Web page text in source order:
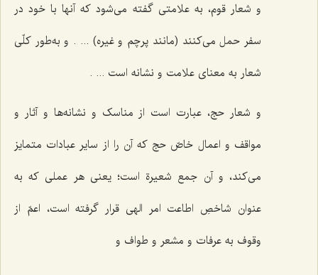
و شعار قوم، به علامتی گفته می‌شود که آنها با خود در
سفر حمل می‌کنند (مانند پرچم و غیره) ... . و به‌طور کلّی
شعار به معنای علامت و نشانه است ... .
و شعار حج، عبارت است از مناسک و نشانه‌ها و آثار و
مواقف و اعمال خاصّ حج که آن را از سایر عبادات متمایز
می‌کند، و آن جمع شعیرة است؛ یعنی هر عملی که به
عنوان شاخصِ اطاعت امر الهی قرار گرفته است، اعمّ از
وقوف به عرفات و مشعر و طواف و